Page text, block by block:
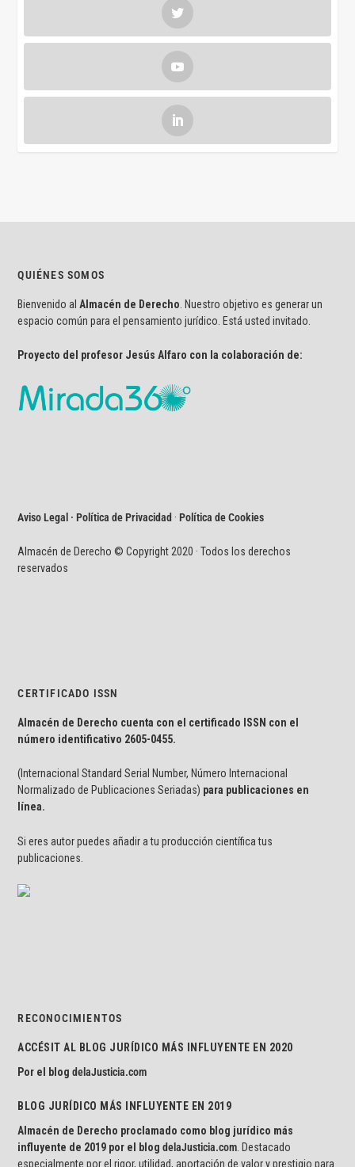
QUIÉNES SOMOS
Bienvenido al Almacén de Derecho . Nuestro objetivo es generar un
espacio común para el pensamiento jurídico. Está usted invitado.
Proyecto del profesor Jesús Alfaro con la colaboración de:
Aviso Legal · Política de Privacidad ·Política de Cookies
Almacén de Derecho © Copyright 2020 · Todos los derechos
reservados
CERTIFICADO ISSN
Almacén de Derecho cuenta con el certificado ISSN con el
número identificativo 2605-0455.
(Internacional Standard Serial Number, Número Internacional
Normalizado de Publicaciones Seriadas) para publicaciones en
línea.
Si eres autor puedes añadir a tu producción científica tus
publicaciones.
RECONOCIMIENTOS
ACCÉSIT AL BLOG JURÍDICO MÁS INFLUYENTE EN 2020
Por el blogdelaJusticia.com
BLOG JURÍDICO MÁS INFLUYENTE EN 2019
Almacén de Derecho proclamado como blog jurídico más
influyente de 2019 por el blogdelaJusticia.com. Destacado
especialmente por el rigor, utilidad, aportación de valor y prestigio para